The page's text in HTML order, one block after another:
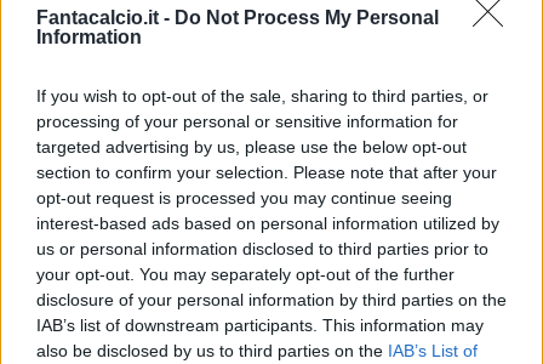
Fantacalcio.it - Do Not Process My Personal
Information
If you wish to opt-out of the sale, sharing to third parties, or
processing of your personal or sensitive information for
targeted advertising by us, please use the below opt-out
section to confirm your selection. Please note that after your
opt-out request is processed you may continue seeing
interest-based ads based on personal information utilized by
us or personal information disclosed to third parties prior to
your opt-out. You may separately opt-out of the further
disclosure of your personal information by third parties on the
IAB’s list of downstream participants. This information may
also be disclosed by us to third parties on the IAB’s List of
JUVENTUS-CAGLIARI AL
FANTACALCIO
I VOTI DELLA JUVENTUS
I VOTI DEL CAGLIARI
CALENDARIO SERIE A
CLASSIFICA SERIE A